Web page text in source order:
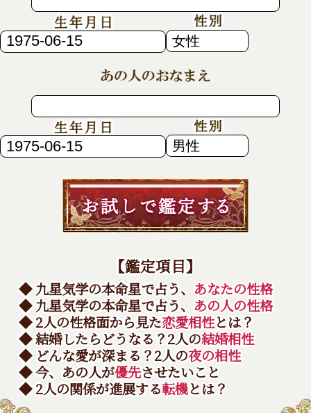
【鑑定項目】
◆ 九星気学の本命星で占う、 あなたの性格
◆ 九星気学の本命星で占う、 あの人の性格
◆ 2人の性格面から見た恋愛相性とは？
◆ 結婚したらどうなる？2人の結婚相性
◆ どんな愛が深まる？2人の夜の相性
◆ 今、あの人が優先させたいこと
◆ 2人の関係が進展する転機とは？